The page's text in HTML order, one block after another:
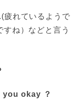
疲れているようで
ね）などと言う
okay ？